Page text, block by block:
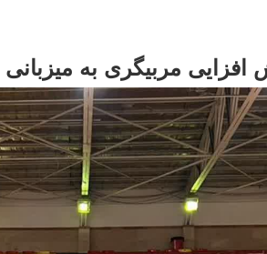
افزایی مربیگری به